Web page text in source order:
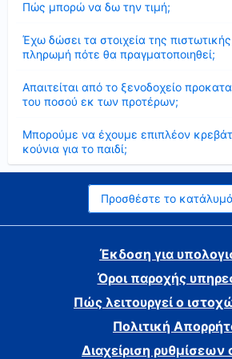
Πώς μπορώ να δω την τιμή;
Έχω δώσει τα στοιχεία της
πληρωμή πότε θα πραγματοποιηθεί;
Απαιτείται από το ξενοδοχείο
του ποσού εκ των προτέρων;
Μπορούμε να έχουμε επιπλέον
κούνια για το παιδί;
Προσθέστε το
Έκδοση για
Όροι παροχής
Πώς λειτουργεί ο
Πολιτική
Διαχείριση ρυθμίσεων